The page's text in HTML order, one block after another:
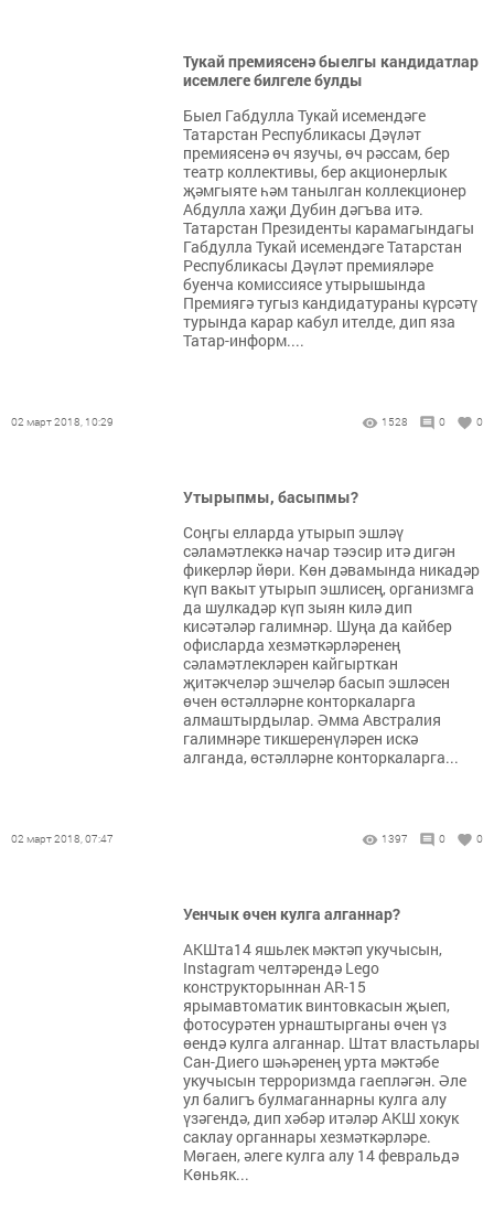
Тукай премиясенә быелгы кандидатлар
исемлеге билгеле булды
Быел Габдулла Тукай исемендәге
Татарстан Республикасы Дәүләт
премиясенә өч язучы, өч рәссам, бер
театр коллективы, бер акционерлык
җәмгыяте һәм танылган коллекционер
Абдулла хаҗи Дубин дәгъва итә.
Татарстан Президенты карамагындагы
Габдулла Тукай исемендәге Татарстан
Республикасы Дәүләт премияләре
буенча комиссиясе утырышында
Премиягә тугыз кандидатураны күрсәтү
турында карар кабул ителде, дип яза
Татар-информ....
02 март 2018, 10:29 1528 0 0
Утырыпмы, басыпмы?
Соңгы елларда утырып эшләү
сәламәтлеккә начар тәэсир итә дигән
фикерләр йөри. Көн дәвамында никадәр
күп вакыт утырып эшлисең, организмга
да шулкадәр күп зыян килә дип
кисәтәләр галимнәр. Шуңа да кайбер
офисларда хезмәткәрләренең
сәламәтлекләрен кайгырткан
җитәкчеләр эшчеләр басып эшләсен
өчен өстәлләрне конторкаларга
алмаштырдылар. Әмма Австралия
галимнәре тикшеренүләрен искә
алганда, өстәлләрне конторкаларга...
02 март 2018, 07:47 1397 0 0
Уенчык өчен кулга алганнар?
АКШта14 яшьлек мәктәп укучысын,
Instagram челтәрендә Lego
конструкторыннан AR-15
ярымавтоматик винтовкасын җыеп,
фотосурәтен урнаштырганы өчен үз
өендә кулга алганнар. Штат властьлары
Сан-Диего шәһәренең урта мәктәбе
укучысын терроризмда гаепләгән. Әле
ул балигъ булмаганнарны кулга алу
үзәгендә, дип хәбәр итәләр АКШ хокук
саклау органнары хезмәткәрләре.
Мөгаен, әлеге кулга алу 14 февральдә
Көньяк...